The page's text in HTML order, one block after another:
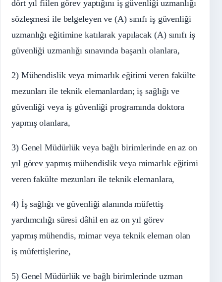
dört yıl fiilen görev yaptığını iş güvenliği uzmanlığı
sözleşmesi ile belgeleyen ve (A) sınıfı iş güvenliği
uzmanlığı eğitimine katılarak yapılacak (A) sınıfı iş
güvenliği uzmanlığı sınavında başarılı olanlara,
2) Mühendislik veya mimarlık eğitimi veren fakülte
mezunları ile teknik elemanlardan; iş sağlığı ve
güvenliği veya iş güvenliği programında doktora
yapmış olanlara,
3) Genel Müdürlük veya bağlı birimlerinde en az on
yıl görev yapmış mühendislik veya mimarlık eğitimi
veren fakülte mezunları ile teknik elemanlara,
4) İş sağlığı ve güvenliği alanında müfettiş
yardımcılığı süresi dâhil en az on yıl görev
yapmış mühendis, mimar veya teknik eleman olan
iş müfettişlerine,
5) Genel Müdürlük ve bağlı birimlerinde uzman